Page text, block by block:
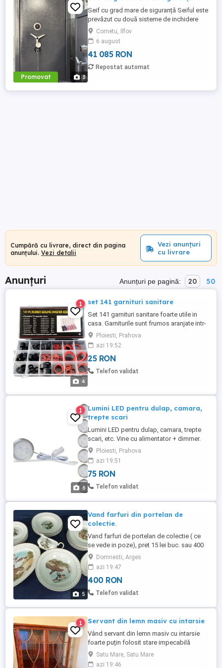
Promovat 3
Seif cu grad mare de siguranță Seiful este
prevăzut cu două sisteme de inchidere
Incuietoare mecanică cu cheie și cifru
mecanic profesional Rezistența foarte
mare la explozie , foc și efracție
Dimensiuni Înălțime 150 cm Lățime 70 cm
Adâncime 70 cm Greutate 1600 kg Patru
polițe reglabile pe ...
Cornetu, Ilfov
6 august
41 085 RON
Repostat automat
Cumpără cu livrare, direct din pagina
anunțului. Vezi detalii
Vezi anunțuri
cu livrare
Anunțuri Anunțuri pe pagină: 20 50
4
1 set 141 garnituri sanitare
Set 141 garnituri sanitare foarte utile in
casa. Garniturile sunt frumos aranjate intr-
o cutie compartimentata. Produs sigilat.
Ploiesti, Prahova
azi 19:52
25 RON
Telefon validat
6
1
Lumini LED pentru dulap, camara,
trepte scari
Lumini LED pentru dulap, camara, trepte
scari, etc. Vine cu alimentator + dimmer.
Produs nou. Detalii:
https://www.amazon.com.au/Lampaous-
Dimmable-Lighting-Under-Unit-
Cabinets/dp/B07F661QYV
Ploiesti, Prahova
azi 19:51
75 RON
Telefon validat
5
Vand farfuri din portelan de
colectie.
Vand farfuri de portelan de colectie ( ce
se vede in poze), pret 15 lei buc. sau 400
toate. NU expediez.
Domnesti, Arges
azi 19:47
400 RON
Telefon validat
1 Servant din lemn masiv cu intarsie
Vând servant din lemn masiv cu intarsie
foarte puțin folosit stare impecabilă
.Prețul de vânzare este de 3000 lei bucata .
Informații la nr de telefon
Satu Mare, Satu Mare
azi 19:46